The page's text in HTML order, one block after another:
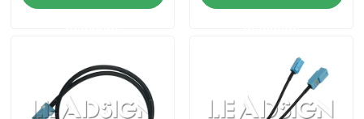
Nous contacter